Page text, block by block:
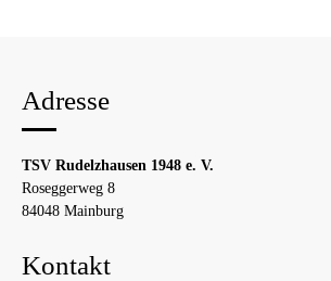
Adresse
TSV Rudelzhausen 1948 e. V.
Roseggerweg 8
84048 Mainburg
Kontakt